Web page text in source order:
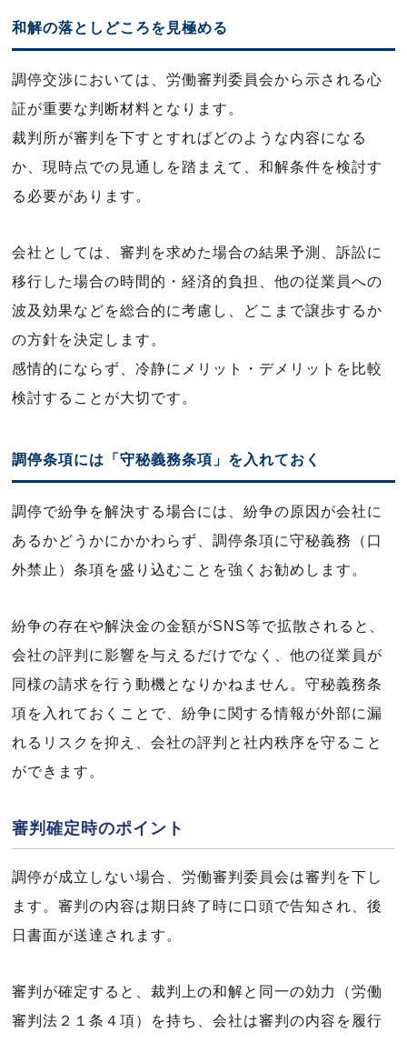
和解の落としどころを見極める
調停交渉においては、労働審判委員会から示される心
証が重要な判断材料となります。
裁判所が審判を下すとすればどのような内容になる
か、現時点での見通しを踏まえて、和解条件を検討す
る必要があります。
会社としては、審判を求めた場合の結果予測、訴訟に
移行した場合の時間的・経済的負担、他の従業員への
波及効果などを総合的に考慮し、どこまで譲歩するか
の方針を決定します。
感情的にならず、冷静にメリット・デメリットを比較
検討することが大切です。
調停条項には「守秘義務条項」を入れておく
調停で紛争を解決する場合には、紛争の原因が会社に
あるかどうかにかかわらず、調停条項に守秘義務（口
外禁止）条項を盛り込むことを強くお勧めします。
紛争の存在や解決金の金額がSNS等で拡散されると、
会社の評判に影響を与えるだけでなく、他の従業員が
同様の請求を行う動機となりかねません。守秘義務条
項を入れておくことで、紛争に関する情報が外部に漏
れるリスクを抑え、会社の評判と社内秩序を守ること
ができます。
審判確定時のポイント
調停が成立しない場合、労働審判委員会は審判を下し
ます。審判の内容は期日終了時に口頭で告知され、後
日書面が送達されます。
審判が確定すると、裁判上の和解と同一の効力（労働
審判法２１条４項）を持ち、会社は審判の内容を履行